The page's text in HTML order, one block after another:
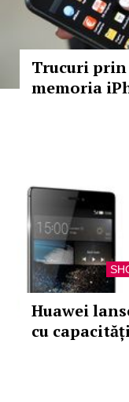
Trucuri
memoria
Huawei
cu